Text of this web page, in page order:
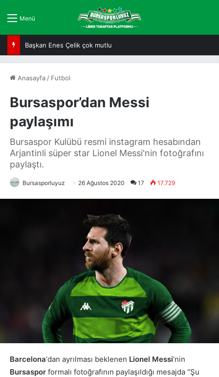
Menü
Başkan Enes Çelik çok mutlu
Anasayfa / Futbol
Bursaspor’dan Messi
paylaşımı
Bursaspor Kulübü resmi instagram hesabından
Arjantinli süper star Lionel Messi'nin fotoğrafını
paylaştı.
Bursasporluyuz 26 Ağustos 2020 17 17.729
Barcelona‘dan ayrılması beklenen Lionel Messi‘nin
Bursaspor formalı fotoğrafının paylaşıldığı mesajda “Şu